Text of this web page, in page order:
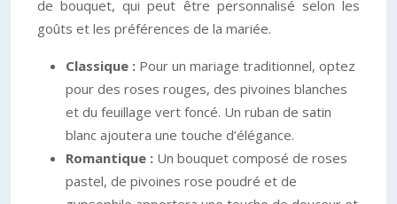
de bouquet, qui peut être personnalisé selon les
goûts et les préférences de la mariée.
Classique : Pour un mariage traditionnel, optez
pour des roses rouges, des pivoines blanches
et du feuillage vert foncé. Un ruban de satin
blanc ajoutera une touche d’élégance.
Romantique : Un bouquet composé de roses
pastel, de pivoines rose poudré et de